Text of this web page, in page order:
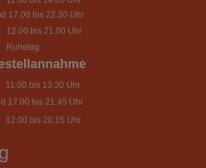
17.00 bis 22.30 Uhr
bis 21.00 Uhr
bis 13.30 Uhr
17.00 bis 21.45 Uhr
bis 20.15 Uhr